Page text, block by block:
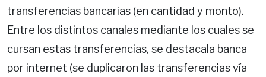
transferencias bancarias (en cantidad y monto).
Entre los distintos canales mediante los cuales se
cursan estas transferencias, se destacala banca
por internet (se duplicaron las transferencias vía